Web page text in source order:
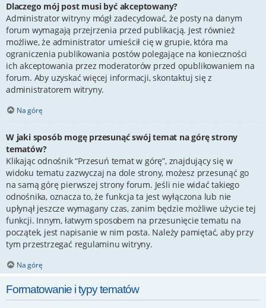
Dlaczego mój post musi być akceptowany?
Administrator witryny mógł zadecydować, że posty na danym
forum wymagają przejrzenia przed publikacją. Jest również
możliwe, że administrator umieścił cię w grupie, która ma
ograniczenia publikowania postów polegające na konieczności
ich akceptowania przez moderatorów przed opublikowaniem na
forum. Aby uzyskać więcej informacji, skontaktuj się z
administratorem witryny.
Na górę
W jaki sposób mogę przesunąć swój temat na górę strony
tematów?
Klikając odnośnik “Przesuń temat w górę”, znajdujący się w
widoku tematu zazwyczaj na dole strony, możesz przesunąć go
na samą górę pierwszej strony forum. Jeśli nie widać takiego
odnośnika, oznacza to, że funkcja ta jest wyłączona lub nie
upłynął jeszcze wymagany czas, zanim będzie możliwe użycie tej
funkcji. Innym, łatwym sposobem na przesunięcie tematu na
początek, jest napisanie w nim posta. Należy pamiętać, aby przy
tym przestrzegać regulaminu witryny.
Na górę
Formatowanie i typy tematów